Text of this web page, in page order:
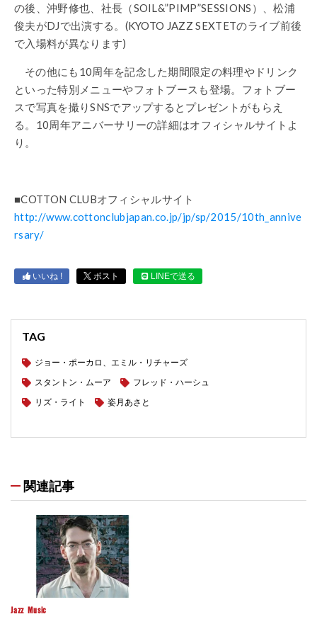
の後、沖野修也、社長（SOIL&”PIMP”SESSIONS）、松浦
俊夫がDJで出演する。(KYOTO JAZZ SEXTETのライブ前後
で入場料が異なります)
その他にも10周年を記念した期間限定の料理やドリンク
といった特別メニューやフォトブースも登場。フォトブー
スで写真を撮りSNSでアップするとプレゼントがもらえ
る。10周年アニバーサリーの詳細はオフィシャルサイトよ
り。
■COTTON CLUBオフィシャルサイト
http://www.cottonclubjapan.co.jp/jp/sp/2015/10th_annive
rsary/
いいね ! ポスト LINEで送る
TAG
ジョー・ポーカロ、エミル・リチャーズ
スタントン・ムーア
フレッド・ハーシュ
リズ・ライト
姿月あさと
関連記事
Jazz Music